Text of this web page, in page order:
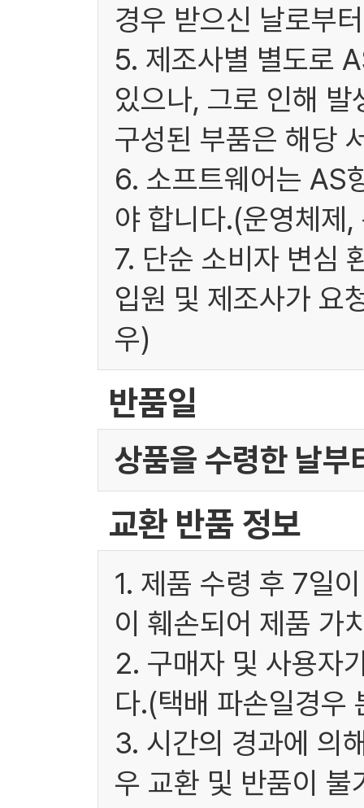
경우 받으신 날로부
5. 제조사별 별도로
있으나, 그로 인해
구성된 부품은 해당
6. 소프트웨어는 AS
야 합니다.(운영체제
7. 단순 소비자 변심
입원 및 제조사가 요
우)
반품일
상품을 수령한 날부
교환 반품 정보
1. 제품 수령 후 7일
이 훼손되어 제품 가
2. 구매자 및 사용자
다.(택배 파손일경우
3. 시간의 경과에 의
우 교환 및 반품이 불